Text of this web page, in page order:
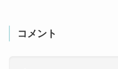
コメント